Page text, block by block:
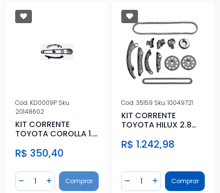
Cod. KD0009P Sku.
20148602
KIT CORRENTE
TOYOTA COROLLA 1.6
R$ 350,40
Diminuir Quantidade
Quantidade
Adicionar Quantidade
Comprar
Cod.35159 Sku.10049721
KIT CORRENTE
TOYOTA HILUX 2.8
R$ 1.242,98
Diminuir Quantidade
Quantidade
AdicionarComprar